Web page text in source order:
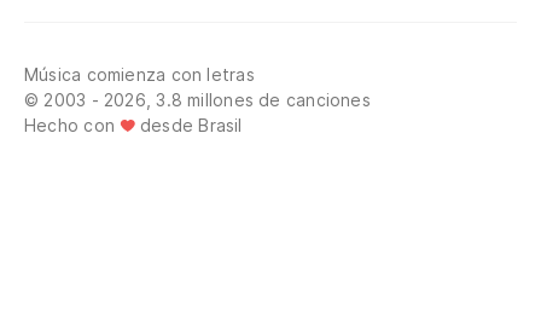
Música comienza con letras
© 2003 - 2026, 3.8 millones de canciones
Hecho con
desde Brasil